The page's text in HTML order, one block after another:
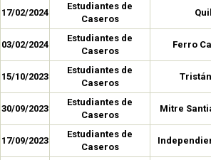
17/02/2024
Estudiantes de
Caseros
03/02/2024
Estudiantes de
Caseros
Ferro
15/10/2023
Estudiantes de
Caseros
30/09/2023
Estudiantes de
Caseros
Mitre
17/09/2023
Estudiantes de
Caseros